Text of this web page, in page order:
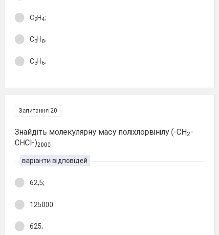
С2Н4;
С3Н 8;
С3Н6;
Запитання 20
Знайдіть молекулярну масу поліхлорвінілу (-СН2-
СНСl-)2000
варіанти відповідей
62,5;
125000
625;